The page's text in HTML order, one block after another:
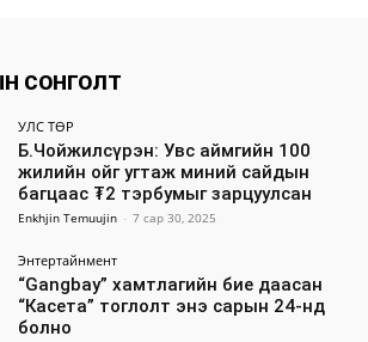
СОНГОЛТ
УЛС ТӨР
Б.Чойжилсүрэн: Увс аймгийн 100
жилийн ойг угтаж миний сайдын
багцаас ₮2 тэрбумыг зарцуулсан
Enkhjin Temuujin - 7 сар 30, 2025
Энтертайнмент
“Gangbay” хамтлагийн бие даасан
“Касета” тоглолт энэ сарын 24-нд
болно